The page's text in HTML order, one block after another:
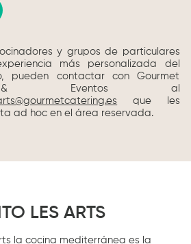
y grupos de particulares
más personalizada del
pueden contactar con Gourmet
& Eventos al
que les
ad hoc en el área reservada.
LES ARTS
la cocina mediterránea es la